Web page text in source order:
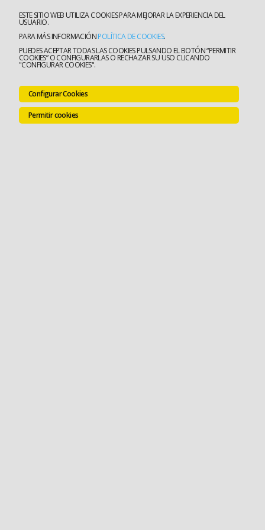
ESTE SITIO WEB UTILIZA COOKIES PARA MEJORAR LA EXPERIENCIA DEL
USUARIO.
PARA MÁS INFORMACIÓNPOLÍTICA DE COOKIES.
PUEDES ACEPTAR TODAS LAS COOKIES PULSANDO EL BOTÓN “PERMITIR
COOKIES” O CONFIGURARLAS O RECHAZAR SU USO CLICANDO
"CONFIGURAR COOKIES".
Configurar Cookies
Permitir cookies